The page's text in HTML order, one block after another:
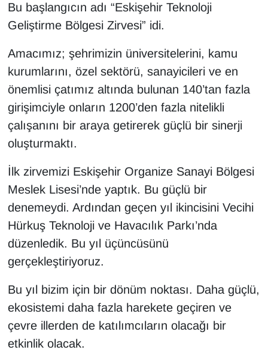
Bu başlangıcın adı “Eskişehir Teknoloji
Geliştirme Bölgesi Zirvesi” idi.
Amacımız; şehrimizin üniversitelerini, kamu
kurumlarını, özel sektörü, sanayicileri ve en
önemlisi çatımız altında bulunan 140’tan fazla
girişimciyle onların 1200’den fazla nitelikli
çalışanını bir araya getirerek güçlü bir sinerji
oluşturmaktı.
İlk zirvemizi Eskişehir Organize Sanayi Bölgesi
Meslek Lisesi’nde yaptık. Bu güçlü bir
denemeydi. Ardından geçen yıl ikincisini Vecihi
Hürkuş Teknoloji ve Havacılık Parkı’nda
düzenledik. Bu yıl üçüncüsünü
gerçekleştiriyoruz.
Bu yıl bizim için bir dönüm noktası. Daha güçlü,
ekosistemi daha fazla harekete geçiren ve
çevre illerden de katılımcıların olacağı bir
etkinlik olacak.